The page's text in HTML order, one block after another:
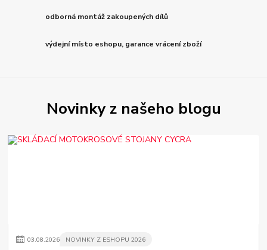
odborná montáž zakoupených dílů
výdejní místo eshopu, garance vrácení zboží
Novinky z našeho blogu
03.08.2026 NOVINKY Z ESHOPU 2026